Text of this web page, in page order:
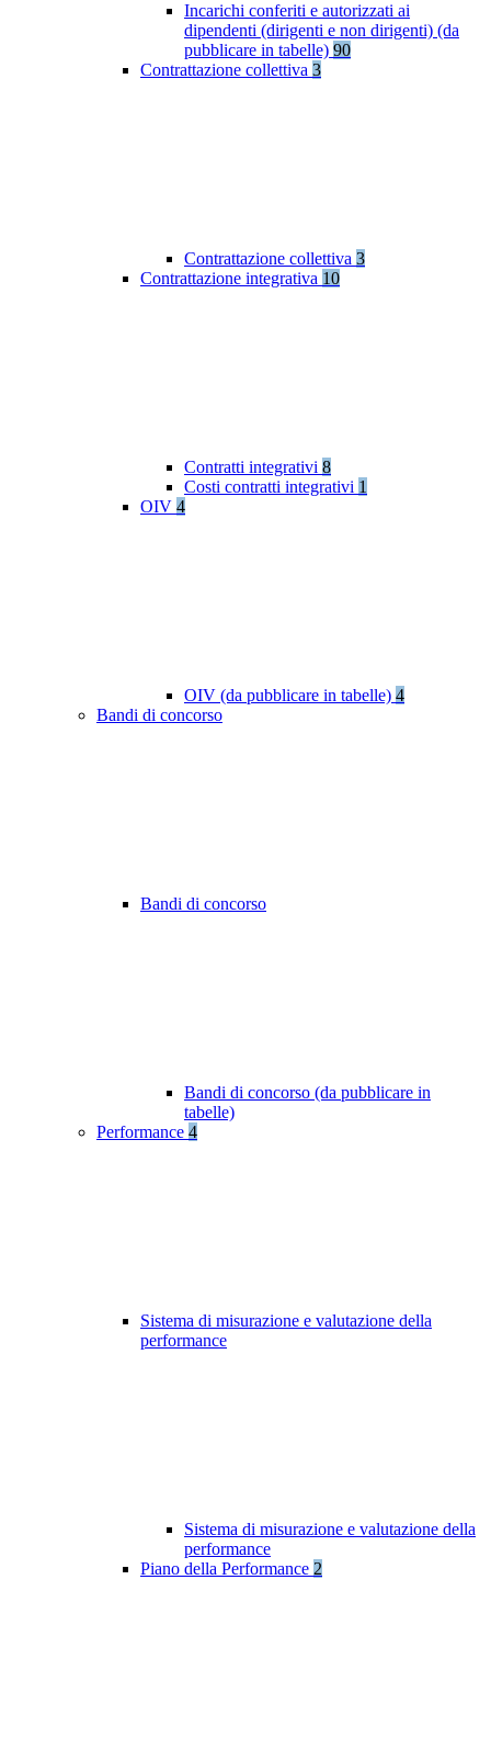
Incarichi conferiti e autorizzati ai
dipendenti (dirigenti e non dirigenti) (da
pubblicare in tabelle) 90
Contrattazione collettiva 3
Contrattazione collettiva 3
Contrattazione integrativa 10
Contratti integrativi 8
Costi contratti integrativi 1
OIV 4
OIV (da pubblicare in tabelle) 4
Bandi di concorso
Bandi di concorso
Bandi di concorso (da pubblicare in
tabelle)
Performance 4
Sistema di misurazione e valutazione della
performance
Sistema di misurazione e valutazione della
performance
Piano della Performance 2